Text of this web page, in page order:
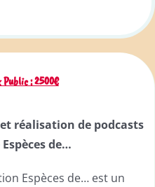
: 2500€
réalisation de podcasts
de…
Espèces de… est un